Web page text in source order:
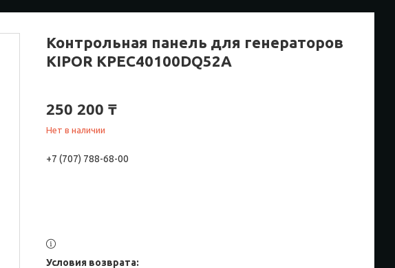
Контрольная панель для генераторов
KIPOR KPEC40100DQ52A
250 200 ₸
Нет в наличии
+7 (707) 788-68-00